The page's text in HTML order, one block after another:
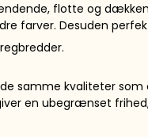
Kuglepenne
Paintmarkere
flotte og
farver. Desuden
samme kvaliteter
en ubegrænset